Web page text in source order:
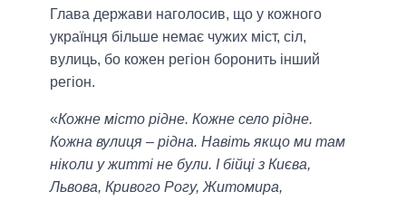
Глава держави наголосив, що у кожного
українця більше немає чужих міст, сіл,
вулиць, бо кожен регіон боронить інший
регіон.
«Кожне місто рідне. Кожне село рідне.
Кожна вулиця – рідна. Навіть якщо ми там
ніколи у житті не були. І бійці з Києва,
Львова, Кривого Рогу, Житомира,